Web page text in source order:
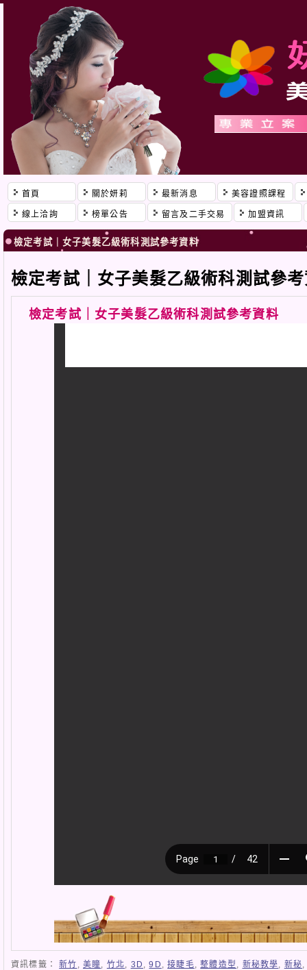
首頁 關於妍莉 最新消息 美容證照課程
線上洽詢 榜單公告 留言及二手交易 加盟資訊
檢定考試｜女子美髮乙級術科測試參考資料
檢定考試｜女子美髮乙級術科測試參
檢定考試｜女子美髮乙級術科測試參考資料
資訊標籤： 新竹 ,美瞳, 竹北, 3D ,9D ,接睫毛,整體造型 , 新秘教學, 新秘